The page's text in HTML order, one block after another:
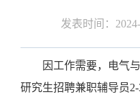
发表时间：
因工作需要，电气
研究生招聘兼职辅导员2-